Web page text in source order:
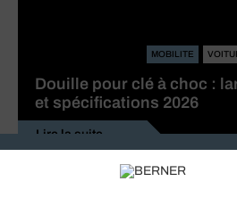
MOBILITE
Douille pour clé à choc :
et spécifications 2026
Lire la suite